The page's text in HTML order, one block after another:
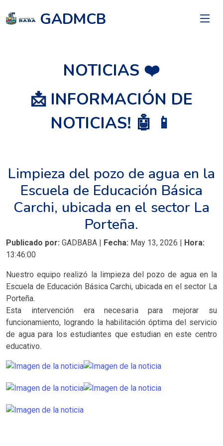
GADMCB
NOTICIAS ❤️
📩 INFORMACIÓN DE
NOTICIAS! 🤖 📱
Limpieza del pozo de agua en la
Escuela de Educación Básica
Carchi, ubicada en el sector La
Porteña.
Publicado por: GADBABA | Fecha: May 13, 2026 | Hora:
13:46:00
Nuestro equipo realizó la limpieza del pozo de agua en la
Escuela de Educación Básica Carchi, ubicada en el sector La
Porteña.
Esta intervención era necesaria para mejorar su
funcionamiento, logrando la habilitación óptima del servicio
de agua para los estudiantes que estudian en este centro
educativo.